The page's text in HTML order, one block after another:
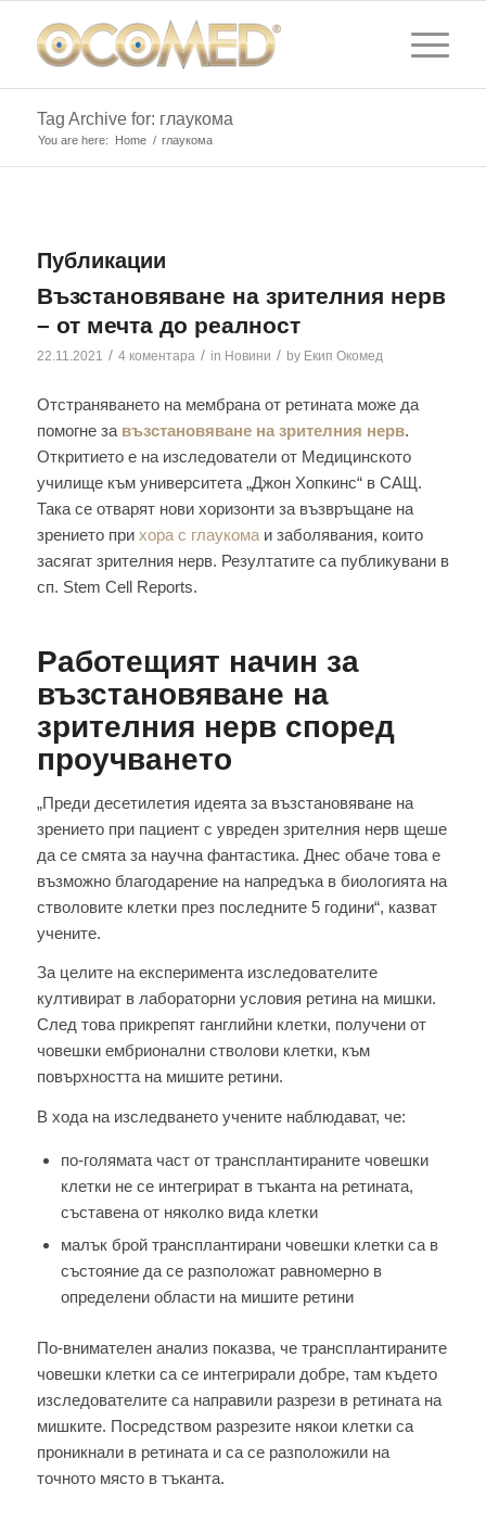
Tag Archive for: глаукома
You are here: Home / глаукома
Публикации
Възстановяване на зрителния нерв
– от мечта до реалност
22.11.2021 / 4 коментара / in Новини / by Екип Окомед
Отстраняването на мембрана от ретината може да
помогне за възстановяване на зрителния нерв.
Откритието е на изследователи от Медицинското
училище към университета „Джон Хопкинс“ в САЩ.
Така се отварят нови хоризонти за възвръщане на
зрението при хора с глаукомаи заболявания, които
засягат зрителния нерв. Резултатите са публикувани в
сп. Stem Cell Reports.
Работещият начин за
възстановяване на
зрителния нерв според
проучването
„Преди десетилетия идеята за възстановяване на
зрението при пациент с увреден зрителния нерв щеше
да се смята за научна фантастика. Днес обаче това е
възможно благодарение на напредъка в биологията на
стволовите клетки през последните 5 години“, казват
учените.
За целите на експеримента изследователите
култивират в лабораторни условия ретина на мишки.
След това прикрепят ганглийни клетки, получени от
човешки ембрионални стволови клетки, към
повърхността на мишите ретини.
В хода на изследването учените наблюдават, че:
по-голямата част от трансплантираните човешки
клетки не се интегрират в тъканта на ретината,
съставена от няколко вида клетки
малък брой трансплантирани човешки клетки са в
състояние да се разположат равномерно в
определени области на мишите ретини
По-внимателен анализ показва, че трансплантираните
човешки клетки са се интегрирали добре, там където
изследователите са направили разрези в ретината на
мишките. Посредством разрезите някои клетки са
проникнали в ретината и са се разположили на
точното място в тъканта.